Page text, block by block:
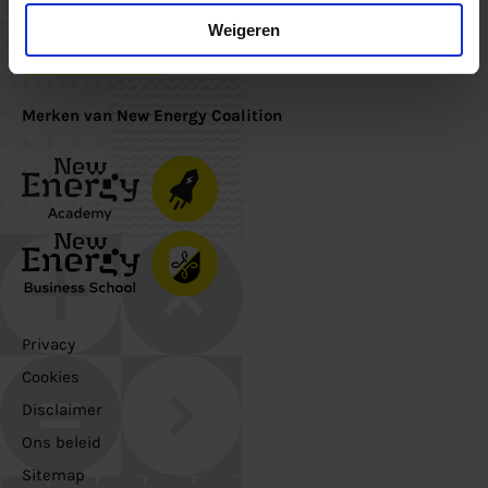
Weigeren
Schrijf je in voor de nieuwsbrief om op de hoogte te blijven
Inschrijven
Merken van New Energy Coalition
Privacy
Cookies
Disclaimer
Ons beleid
Sitemap